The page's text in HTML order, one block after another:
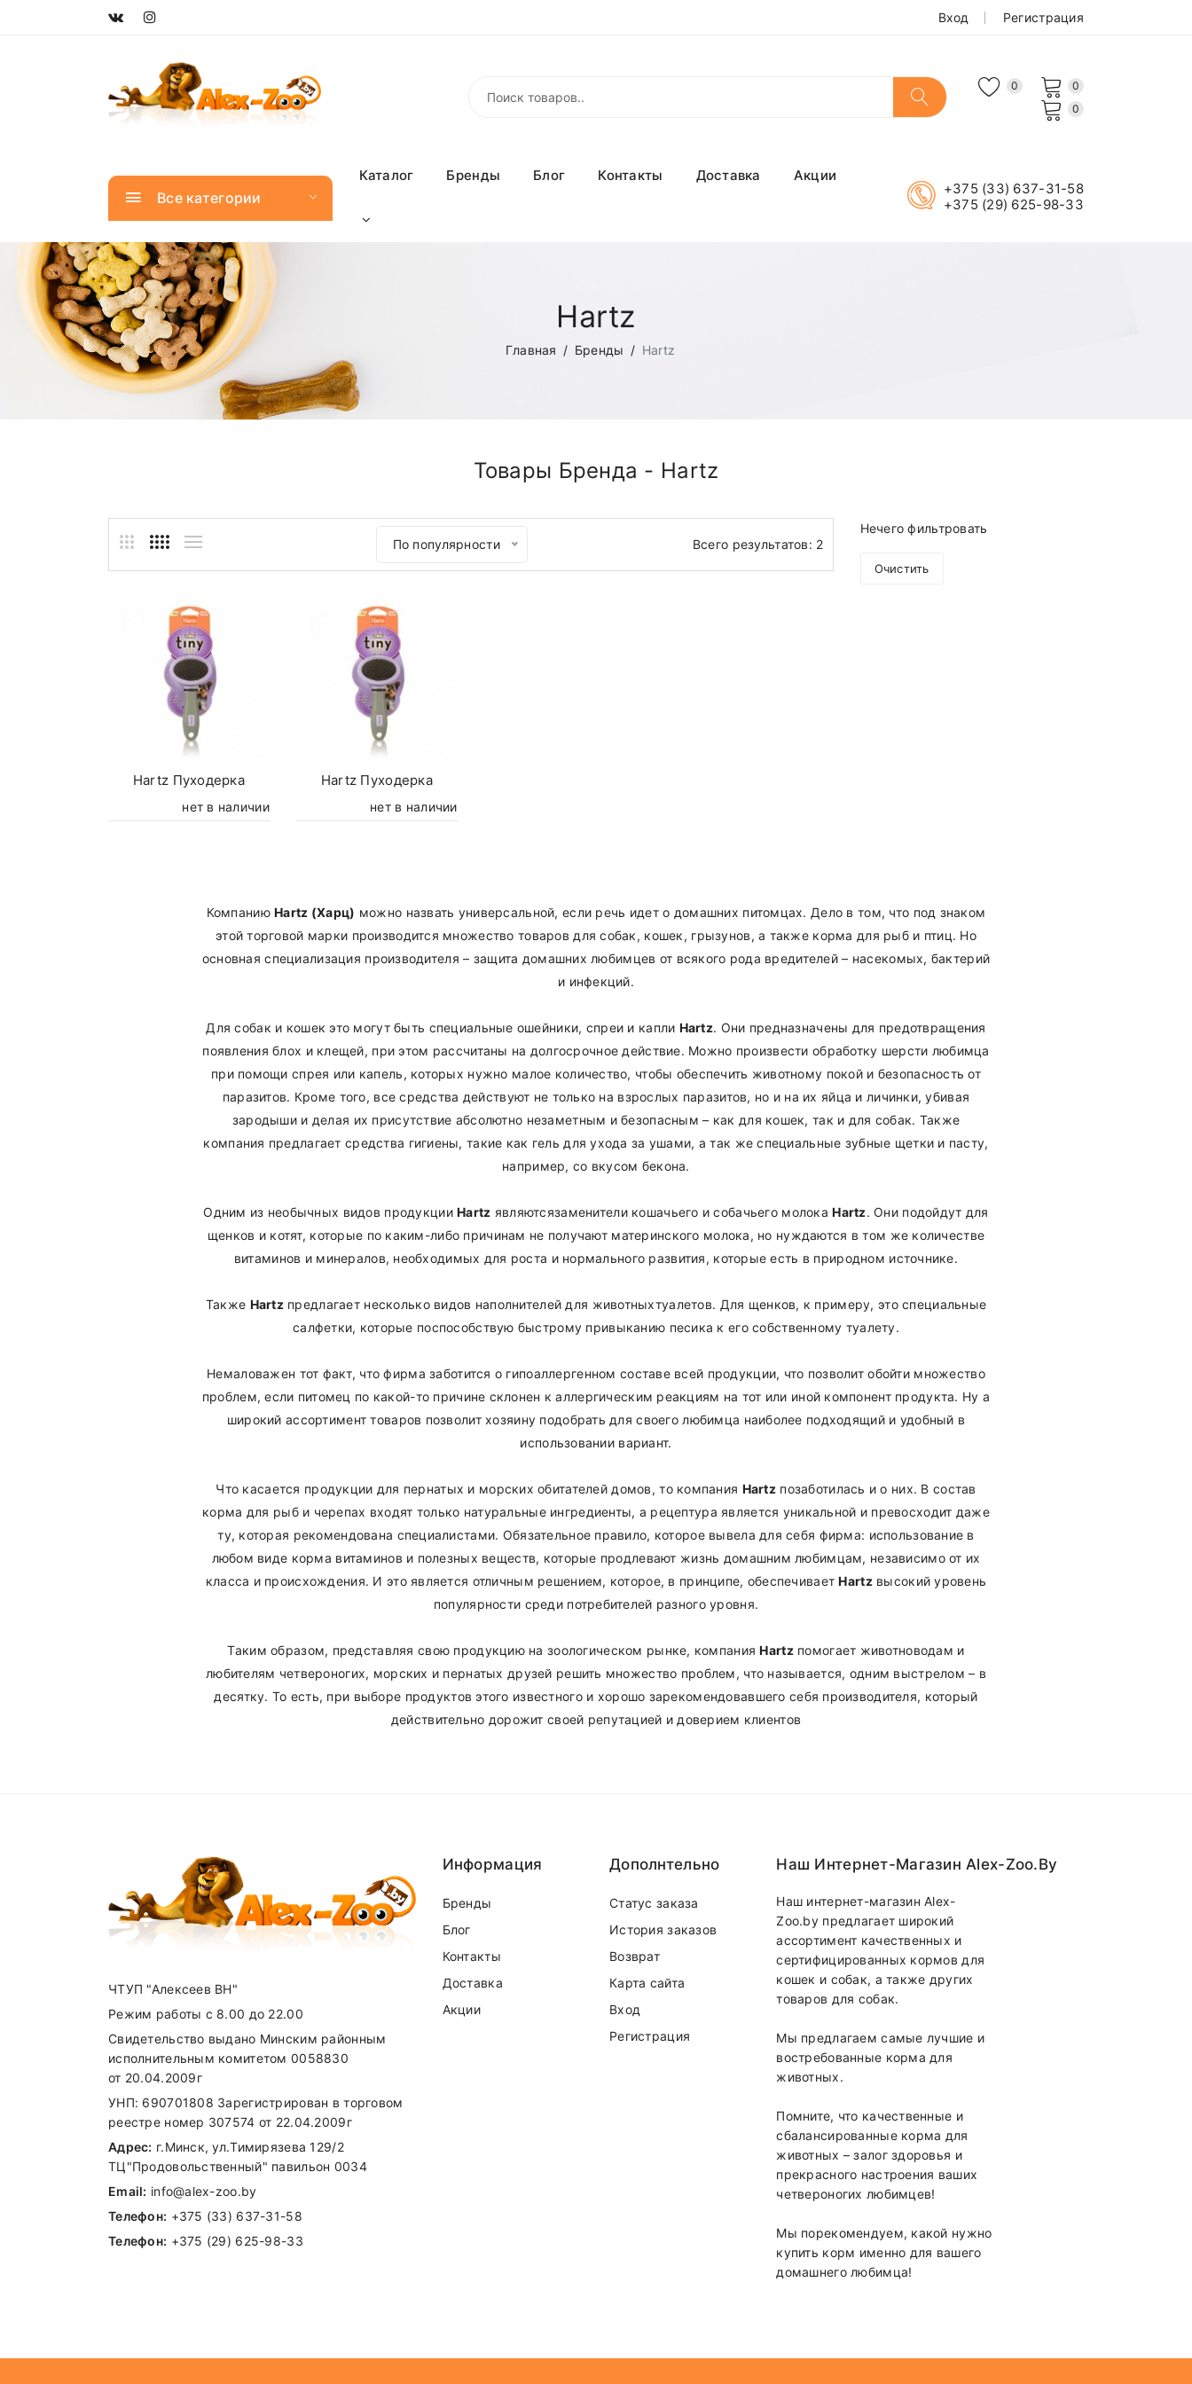
Вход Регистрация
0
0
0
Все категории
Каталог Бренды Блог Контакты Доставка Акции
+375 (33) 637-31-58
+375 (29) 625-98-33
Hartz
Главная Бренды Hartz
Товары Бренда - Hartz
По популярности Всего результатов: 2
Hartz Пуходерка
нет в наличии
Hartz Пуходерка
нет в наличии
Нечего фильтровать
Очистить
Компанию Hartz (Харц) можно назвать универсальной, если речь идет о домашних питомцах. Дело в том, что под знаком
этой торговой марки производится множество товаров для собак, кошек, грызунов, а также корма для рыб и птиц. Но
основная специализация производителя – защита домашних любимцев от всякого рода вредителей – насекомых, бактерий
и инфекций.
Для собак и кошек это могут быть специальные ошейники, спреи и капли Hartz. Они предназначены для предотвращения
появления блох и клещей, при этом рассчитаны на долгосрочное действие. Можно произвести обработку шерсти любимца
при помощи спрея или капель, которых нужно малое количество, чтобы обеспечить животному покой и безопасность от
паразитов. Кроме того, все средства действуют не только на взрослых паразитов, но и на их яйца и личинки, убивая
зародыши и делая их присутствие абсолютно незаметным и безопасным – как для кошек, так и для собак. Также
компания предлагает средства гигиены, такие как гель для ухода за ушами, а так же специальные зубные щетки и пасту,
например, со вкусом бекона.
Одним из необычных видов продукции Hartz являютсязаменители кошачьего и собачьего молока Hartz. Они подойдут для
щенков и котят, которые по каким-либо причинам не получают материнского молока, но нуждаются в том же количестве
витаминов и минералов, необходимых для роста и нормального развития, которые есть в природном источнике.
Также Hartzпредлагает несколько видов наполнителей для животныхтуалетов. Для щенков, к примеру, это специальные
салфетки, которые поспособствую быстрому привыканию песика к его собственному туалету.
Немаловажен тот факт, что фирма заботится о гипоаллергенном составе всей продукции, что позволит обойти множество
проблем, если питомец по какой-то причине склонен к аллергическим реакциям на тот или иной компонент продукта. Ну а
широкий ассортимент товаров позволит хозяину подобрать для своего любимца наиболее подходящий и удобный в
использовании вариант.
Что касается продукции для пернатых и морских обитателей домов, то компания Hartz позаботилась и о них. В состав
корма для рыб и черепах входят только натуральные ингредиенты, а рецептура является уникальной и превосходит даже
ту, которая рекомендована специалистами. Обязательное правило, которое вывела для себя фирма: использование в
любом виде корма витаминов и полезных веществ, которые продлевают жизнь домашним любимцам, независимо от их
класса и происхождения. И это является отличным решением, которое, в принципе, обеспечивает Hartzвысокий уровень
популярности среди потребителей разного уровня.
Таким образом, представляя свою продукцию на зоологическом рынке, компания Hartzпомогает животноводам и
любителям четвероногих, морских и пернатых друзей решить множество проблем, что называется, одним выстрелом – в
десятку. То есть, при выборе продуктов этого известного и хорошо зарекомендовавшего себя производителя, который
действительно дорожит своей репутацией и доверием клиентов
ЧТУП "Алексеев ВН"
Режим работы с 8.00 до 22.00
Свидетельство выдано Минским районным
исполнительным комитетом 0058830
от 20.04.2009г
УНП: 690701808 Зарегистрирован в торговом
реестре номер 307574 от 22.04.2009г
Адрес: г.Минск, ул.Тимирязева 129/2
ТЦ"Продовольственный" павильон 0034
Email: info@alex-zoo.by
Телефон: +375 (33) 637-31-58
Телефон: +375 (29) 625-98-33
Информация
Бренды
Блог
Контакты
Доставка
Акции
Дополнтельно
Статус заказа
История заказов
Возврат
Карта сайта
Вход
Регистрация
Наш Интернет-Магазин Alex-Zoo.by
Наш интернет-магазин Alex-
Zoo.by предлагает широкий
ассортимент качественных и
сертифицированных кормов для
кошек и собак, а также других
товаров для собак.
Мы предлагаем самые лучшие и
востребованные корма для
животных.
Помните, что качественные и
сбалансированные корма для
животных – залог здоровья и
прекрасного настроения ваших
четвероногих любимцев!
Мы порекомендуем, какой нужно
купить корм именно для вашего
домашнего любимца!